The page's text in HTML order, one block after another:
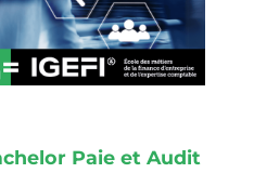
Paie et Audit